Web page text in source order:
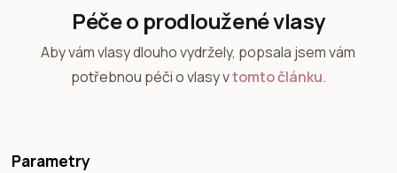
Péče o prodloužené vlasy
Aby vám vlasy dlouho vydržely, popsala jsem vám
potřebnou péči o vlasy vtomto článku.
Parametry